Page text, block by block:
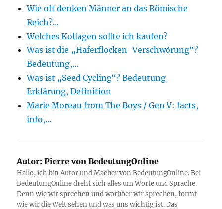
Wie oft denken Männer an das Römische
Reich?…
Welches Kollagen sollte ich kaufen?
Was ist die „Haferflocken-Verschwörung“?
Bedeutung,…
Was ist „Seed Cycling“? Bedeutung,
Erklärung, Definition
Marie Moreau from The Boys / Gen V: facts,
info,…
Autor: Pierre von BedeutungOnline
Hallo, ich bin Autor und Macher von BedeutungOnline. Bei
BedeutungOnline dreht sich alles um Worte und Sprache.
Denn wie wir sprechen und worüber wir sprechen, formt
wie wir die Welt sehen und was uns wichtig ist. Das